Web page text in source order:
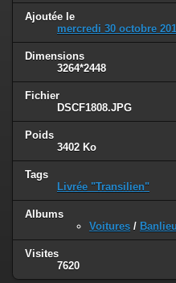
Ajoutée le
mercredi 30 octobre
Dimensions
3264*2448
Fichier
DSCF1808.JPG
Poids
3402 Ko
Tags
Livrée "Transilien"
Albums
Voitures /
Visites
7620